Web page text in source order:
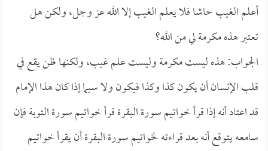
أعلم الغيب حاشا فلا يعلم الغيب إلا الله عز وجل، ولكن هل
تعتبر هذه مكرمة لي من الله؟
الجواب: هذه ليست مكرمة وليست علم غيب، ولكنها ظن يقع في
قلب الإنسان أن يكون كذا وكذا فيكون ولا سيما إذا كان هذا الإمام
قد اعتاد أنه إذا قرأ خواتيم سورة البقرة قرأ خواتيم سورة التوبة فإن
سامعه يتوقع أنه بعد قراءته لخواتيم سورة البقرة أن يقرأ خواتيم